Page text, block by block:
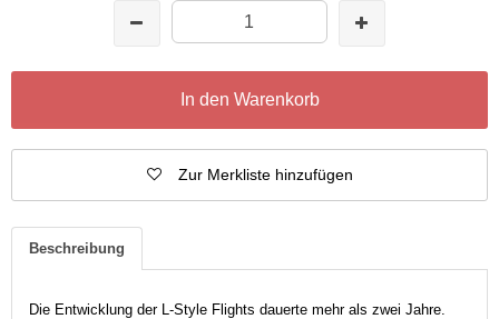
In den Warenkorb
Zur Merkliste hinzufügen
Beschreibung
Die Entwicklung der L-Style Flights dauerte mehr als zwei Jahre.